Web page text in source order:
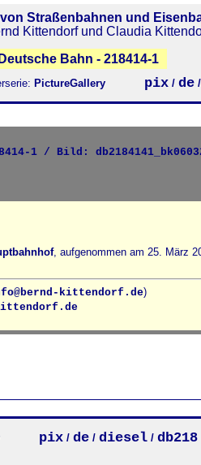
Straßenbahnen und
Kittendorf und Claudia
Deutsche Bahn - 218414-1
PictureGallery pix / de
, aufgenommen am 25. März
kittendorf.de)
pix / de / diesel / db218